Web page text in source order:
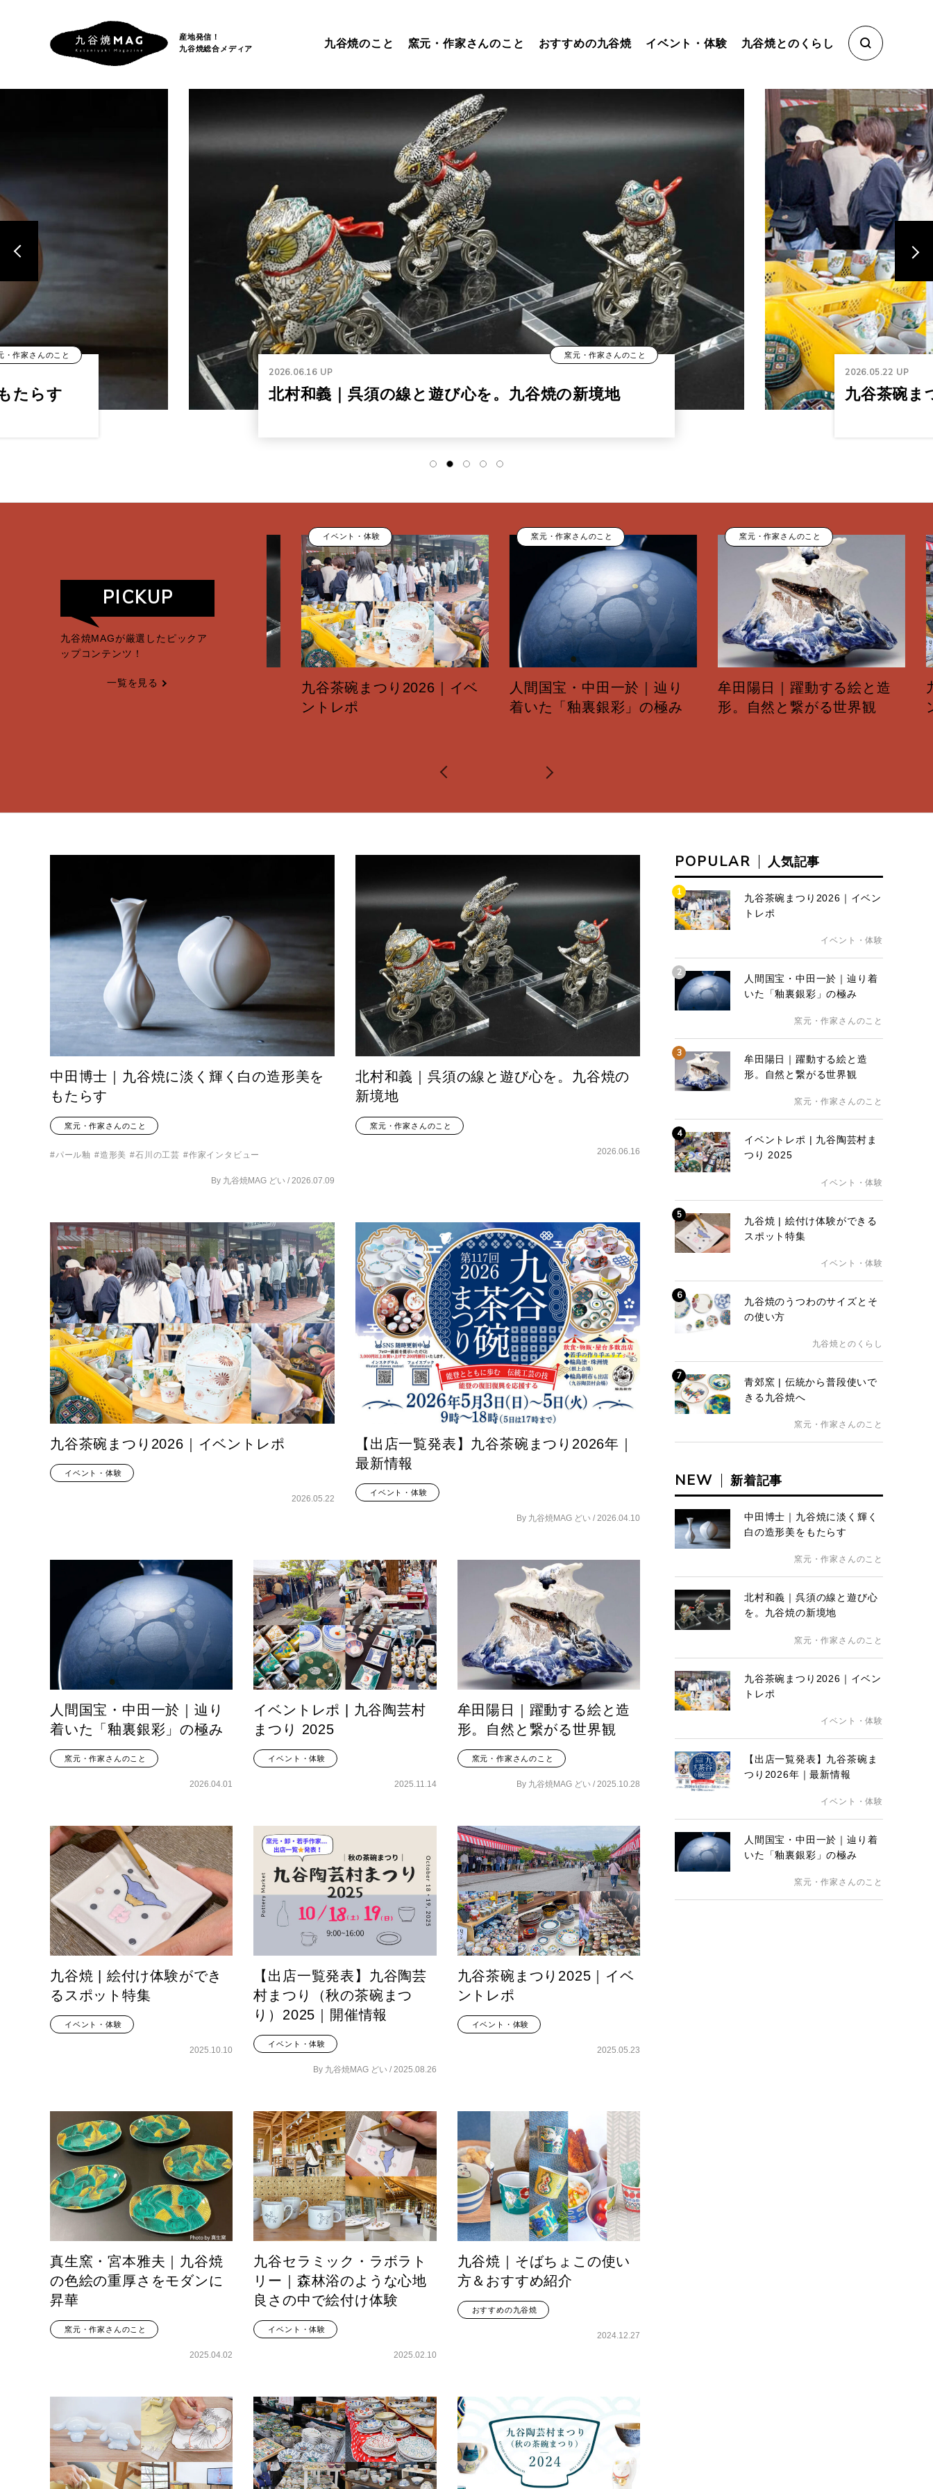
産地発信！
九谷焼総合メディア
九谷焼のこと 窯元・作家さんのこと おすすめの九谷焼 イベント・体験 九谷焼とのくらし
・作家さんのこと
たらす
窯元・作家さんのこと
2026.06.16 UP
北村和義｜呉須の線と遊び心を。九谷焼の新境地
2026.05.22 UP
九谷茶碗ま
PICKUP
九谷焼MAGが厳選したピックア
ップコンテンツ！
一覧を見る
北村和義｜呉須の線と遊び
九谷茶碗まつり2026｜イベ
ントレポ
イベント・体験
人間国宝・中田一於｜辿り
着いた「釉裏銀彩」の極み
窯元・作家さんのこと
牟田陽日｜躍動する絵と造
形。自然と繋がる世界観
窯元・作家さんのこと
九谷
ント
イ
中田博士｜九谷焼に淡く輝く白の造形美を
もたらす
窯元・作家さんのこと
パール釉 造形美 石川の工芸 作家インタビュー
By 九谷焼MAG どい / 2026.07.09
北村和義｜呉須の線と遊び心を。九谷焼の
新境地
窯元・作家さんのこと
2026.06.16
九谷茶碗まつり2026｜イベントレポ
イベント・体験
2026.05.22
【出店一覧発表】九谷茶碗まつり2026年｜
最新情報
イベント・体験
By 九谷焼MAG どい / 2026.04.10
人間国宝・中田一於｜辿り
着いた「釉裏銀彩」の極み
窯元・作家さんのこと
2026.04.01
イベントレポ | 九谷陶芸村
まつり 2025
イベント・体験
2025.11.14
牟田陽日｜躍動する絵と造
形。自然と繋がる世界観
窯元・作家さんのこと
By 九谷焼MAG どい / 2025.10.28
九谷焼 | 絵付け体験ができ
るスポット特集
イベント・体験
2025.10.10
【出店一覧発表】九谷陶芸
村まつり（秋の茶碗まつ
り）2025｜開催情報
イベント・体験
By 九谷焼MAG どい / 2025.08.26
九谷茶碗まつり2025｜イベ
ントレポ
イベント・体験
2025.05.23
真生窯・宮本雅夫｜九谷焼
の色絵の重厚さをモダンに
昇華
窯元・作家さんのこと
2025.04.02
九谷セラミック・ラボラト
リー｜森林浴のような心地
良さの中で絵付け体験
イベント・体験
2025.02.10
九谷焼｜そばちょこの使い
方＆おすすめ紹介
おすすめの九谷焼
2024.12.27
POPULAR 人気記事
1
九谷茶碗まつり2026｜イベン
トレポ
イベント・体験
2
人間国宝・中田一於｜辿り着
いた「釉裏銀彩」の極み
窯元・作家さんのこと
3
牟田陽日｜躍動する絵と造
形。自然と繋がる世界観
窯元・作家さんのこと
4
イベントレポ | 九谷陶芸村ま
つり 2025
イベント・体験
5
九谷焼 | 絵付け体験ができる
スポット特集
イベント・体験
6
九谷焼のうつわのサイズとそ
の使い方
九谷焼とのくらし
7
青郊窯 | 伝統から普段使いで
きる九谷焼へ
窯元・作家さんのこと
NEW 新着記事
中田博士｜九谷焼に淡く輝く
白の造形美をもたらす
窯元・作家さんのこと
北村和義｜呉須の線と遊び心
を。九谷焼の新境地
窯元・作家さんのこと
九谷茶碗まつり2026｜イベン
トレポ
イベント・体験
【出店一覧発表】九谷茶碗ま
つり2026年｜最新情報
イベント・体験
人間国宝・中田一於｜辿り着
いた「釉裏銀彩」の極み
窯元・作家さんのこと